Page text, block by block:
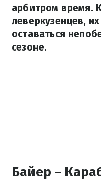
арбитром время.
леверкузенцев,
оставаться
сезоне.
Байер –